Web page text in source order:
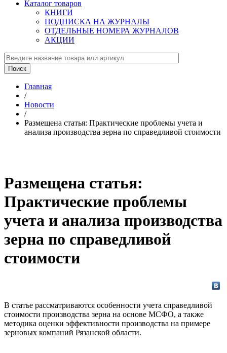
Каталог товаров
КНИГИ
ПОДПИСКА НА ЖУРНАЛЫ
ОТДЕЛЬНЫЕ НОМЕРА ЖУРНАЛОВ
АКЦИИ
Главная
/
Новости
/
Размещена статья: Практические проблемы учета и
анализа производства зерна по справедливой стоимости
Размещена статья:
Практические проблемы
учета и анализа производства
зерна по справедливой
стоимости
В статье рассматриваются особенности учета справедливой
стоимости производства зерна на основе МСФО, а также
методика оценки эффективности производства на примере
зерновых компаний Рязанской области.